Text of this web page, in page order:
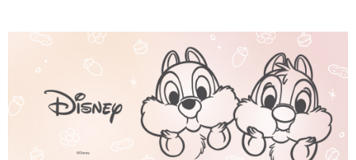
7-11取貨付款
每筆NT$80，滿NT$899(含以上)免運費
每筆NT$80，滿NT$859(含以上)免運費